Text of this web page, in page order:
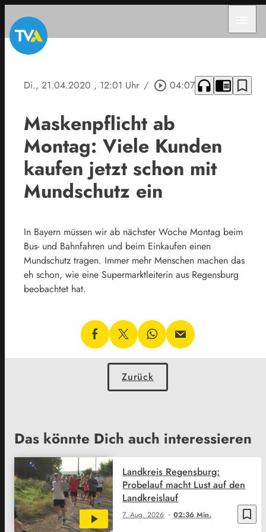
Di., 21.04.2020 , 12:01 Uhr / play_circle_outline 04:07 headphones chrome_reader_mode bookmark_border
Maskenpflicht ab
Montag: Viele Kunden
kaufen jetzt schon mit
Mundschutz ein
In Bayern müssen wir ab nächster Woche Montag beim
Bus- und Bahnfahren und beim Einkaufen einen
Mundschutz tragen. Immer mehr Menschen machen das
eh schon, wie eine Supermarktleiterin aus Regensburg
beobachtet hat.
Zurück
Das könnte Dich auch interessieren
bookmark_border
7. Aug. 2026 02:36 Min.
Landkreis Regensburg:
Probelauf macht Lust auf den
Landkreislauf